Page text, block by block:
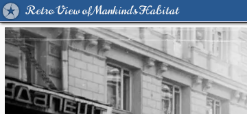
Retro View of Mankind's Habitat